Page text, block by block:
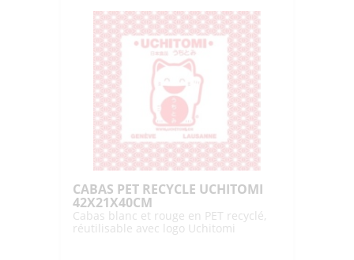
BAG
"DAIWA"
21.5X14X27CM
CABAS PET RECYCLE UCHITOMI
42X21X40CM
Cabas blanc et rouge en PET recyclé,
réutilisable avec logo Uchitomi